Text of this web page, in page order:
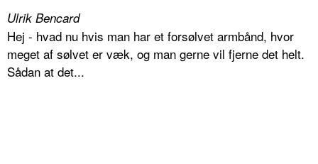
Ulrik Bencard
Hej - hvad nu hvis man har et forsølvet armbånd, hvor
meget af sølvet er væk, og man gerne vil fjerne det helt.
Sådan at det...